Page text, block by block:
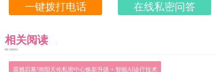
一键拨打电话 在线私密问答
相关阅读
READING
震撼启幕!南阳天伦私密中心焕新升级 + 智能AI诊疗技术